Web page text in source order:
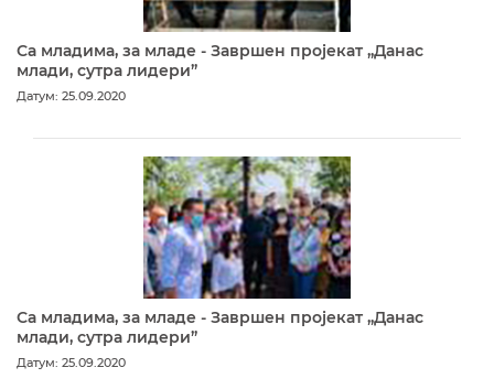
Са младима, за младе - Завршен пројекат „Данас
млади, сутра лидери”
Датум: 25.09.2020
Са младима, за младе - Завршен пројекат „Данас
млади, сутра лидери”
Датум: 25.09.2020